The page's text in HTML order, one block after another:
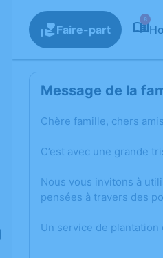
Faire-part
8
Message de la
Chère famille, chers
C’est avec une grande
Nous vous invitons à
pensées à travers des
Un service de plantation